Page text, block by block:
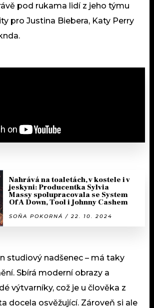
pod rukama lidí z jeho týmu
pro Justina Biebera, Katy Perry
Nahrává na toaletách, v kostele i v
jeskyni: Producentka Sylvia
Massy spolupracovala se System
Of A Down, Tool i Johnny Cashem
SOŇA POKORNÁ / 22. 10. 2024
studiový nadšenec – má taky
Sbírá moderní obrazy a
výtvarníky, což je u člověka z
docela osvěžující. Zároveň si ale